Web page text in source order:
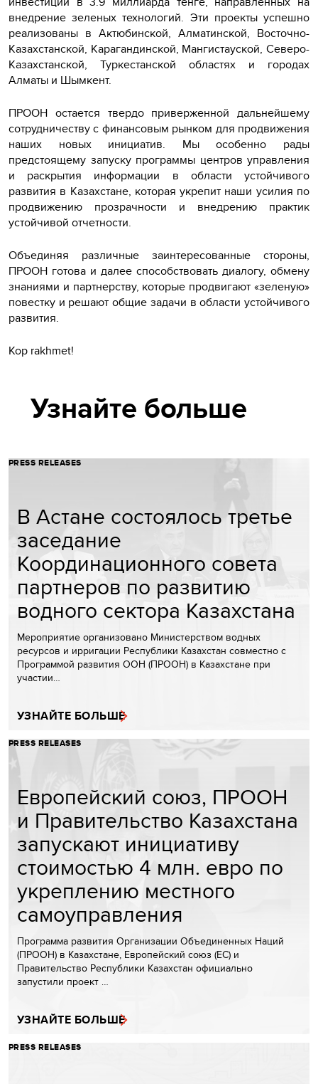
внедрение зеленых технологий. Эти проекты успешно
реализованы в Актюбинской, Алматинской, Восточно-
Казахстанской, Карагандинской, Мангистауской, Северо-
Казахстанской, Туркестанской областях и городах
Алматы и Шымкент.
ПРООН остается твердо приверженной дальнейшему
сотрудничеству с финансовым рынком для продвижения
наших новых инициатив. Мы особенно рады
предстоящему запуску программы центров управления
и раскрытия информации в области устойчивого
развития в Казахстане, которая укрепит наши усилия по
продвижению прозрачности и внедрению практик
устойчивой отчетности.
Объединяя различные заинтересованные стороны,
ПРООН готова и далее способствовать диалогу, обмену
знаниями и партнерству, которые продвигают «зеленую»
повестку и решают общие задачи в области устойчивого
развития.
Kop rakhmet!
Узнайте больше
PRESS RELEASES
В Астане состоялось третье
заседание
Координационного совета
партнеров по развитию
водного сектора Казахстана
Мероприятие организовано Министерством водных
ресурсов и ирригации Республики Казахстан совместно с
Программой развития ООН (ПРООН) в Казахстане при
участии…
УЗНАЙТЕ БОЛЬШЕ
PRESS RELEASES
Европейский союз, ПРООН
и Правительство Казахстана
запускают инициативу
стоимостью 4 млн. евро по
укреплению местного
самоуправления
Программа развития Организации Объединенных Наций
(ПРООН) в Казахстане, Европейский союз (ЕС) и
Правительство Республики Казахстан официально
запустили проект …
УЗНАЙТЕ БОЛЬШЕ
PRESS RELEASES